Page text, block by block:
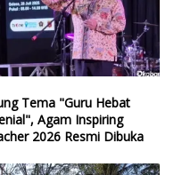
Tema "Guru Hebat
Agam Inspiring
2026 Resmi Dibuka